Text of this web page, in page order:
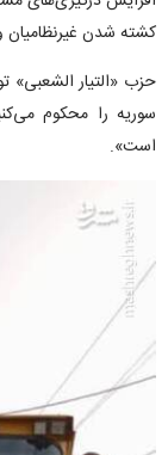
کشته شدن غیرنظامیان
حزب «التیار الشعبی»
سوریه را محکوم
است».